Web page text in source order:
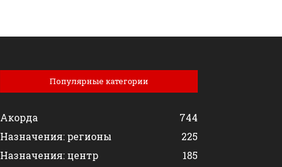
Популярные категории
Акорда
744
Назначения: регионы
225
Назначения: центр
185